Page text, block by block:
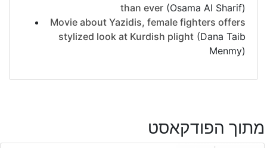
than ever (Osama Al Sharif)
Movie about Yazidis, female fighters offers
stylized look at Kurdish plight (Dana Taib
Menmy)
מתוך הפודקאסט